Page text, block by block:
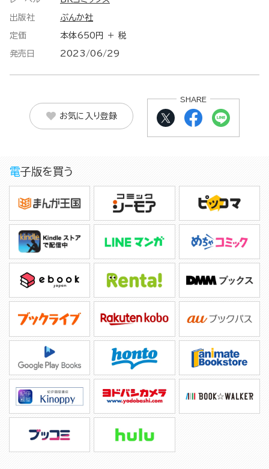
出版社 ぶんか社
定価 本体650円 ＋ 税
発売日 2023/06/29
お気に入り登録
SHARE
電子版を買う